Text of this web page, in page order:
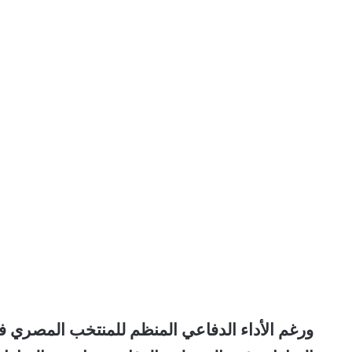
ورغم الأداء الدفاعي المنظم للمنتخب